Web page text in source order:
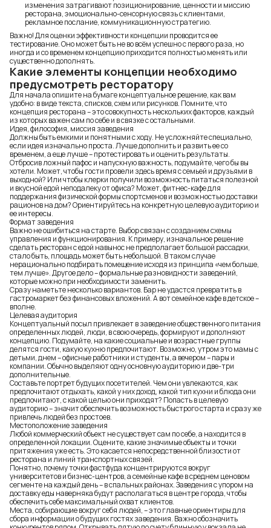
изменения затрагивают позиционирование, ценности и миссию
ресторана, эмоционально-сенсорную связь с клиентами,
рекламное послание, коммуникационную стратегию.
Важно! Для оценки эффективности концепции проводится ее
тестирование. Оно может быть не во всём успешно с первого раза, но
иногда и со временем концепцию приходится полностью менять или
существенно дополнять.
Какие элементы концепции необходимо
предусмотреть ресторатору
Для начала опишите на бумаге концептуальное решение, как вам
удобно: в виде текста, списков, схем или рисунков. Помните, что
концепция ресторана – это совокупность нескольких факторов, каждый
из которых важен сам по себе и в связке с остальными.
Идея, философия, миссия заведения
Должны быть емкими и понятными с ходу. Не усложняйте специально,
если идея изначально проста. Лучше дополнить и развить ее со
временем, а еще лучше – протестировать и оценить результаты.
Отбросив ложный пафос и напускную важность, подумайте, чего бы вы
хотели. Может, чтобы гости провели здесь время с семьей и друзьями в
выходной? Или чтобы клерки получили возможность питаться полезной
и вкусной едой неподалеку от офиса? Может, фитнес-кафе для
поддержания физической формы спортсменов и возможностью доставки
рационов на дом? Ориентируйтесь на конкретную целевую аудиторию и
ее интересы.
Формат заведения
Важно не ошибиться на старте. Выбор связан с созданием схемы
управления и функционирования. К примеру, изначальное решение
сделать ресторан с едой навынос не предполагает большой рассадки,
стало быть, площадь может быть небольшой. В таком случае
нерационально подбирать помещение исходя из принципа «чем больше,
тем лучше». Другое дело – формальные разновидности заведений,
которые можно при необходимости заменить.
Сразу наметьте несколько вариантов. Бар не удастся превратить в
гастромаркет без финансовых вложений. А вот семейное кафе в детское –
вполне.
Целевая аудитория
Концептуальный посыл привлекает в заведение общественного питания
определенных людей, люди, в свою очередь, формируют и дополняют
концепцию. Подумайте, на какие социальные и возрастные группы
делятся гости, какую кухню предпочитают. Возможно, утром это мамы с
детьми, днем – офисные работники и студенты, а вечером – пары и
компании. Обычно выделяют одну основную аудиторию и две-три
дополнительные.
Составьте портрет будущих посетителей. Чем они увлекаются, как
предпочитают отдыхать, какой у них доход, какой тип кухни и блюда они
предпочитают, с какой целью они приходят? Попасть в целевую
аудиторию – значит обеспечить возможность быстрого старта и сразу же
привлечь людей без простоев.
Местоположение заведения
Любой коммерческий объект не существует сам по себе, а находится в
определенной локации. Оцените, какие значимые объекты и точки
притяжения уже есть. Это касается непосредственной близости от
ресторана и линий транспортных связей.
Понятно, почему точки фастфуда концентрируются вокруг
университетов и бизнес-центров, а семейные кафе в среднем ценовом
сегменте на каждый день – в спальных районах. Заведения с упором на
доставку еды наверняка будут располагаться в центре города, чтобы
обеспечить себе максимальный охват клиентов.
Места, собирающие вокруг себя людей, – это главные ориентиры для
сбора информации о будущих гостях заведения. Важно обозначить